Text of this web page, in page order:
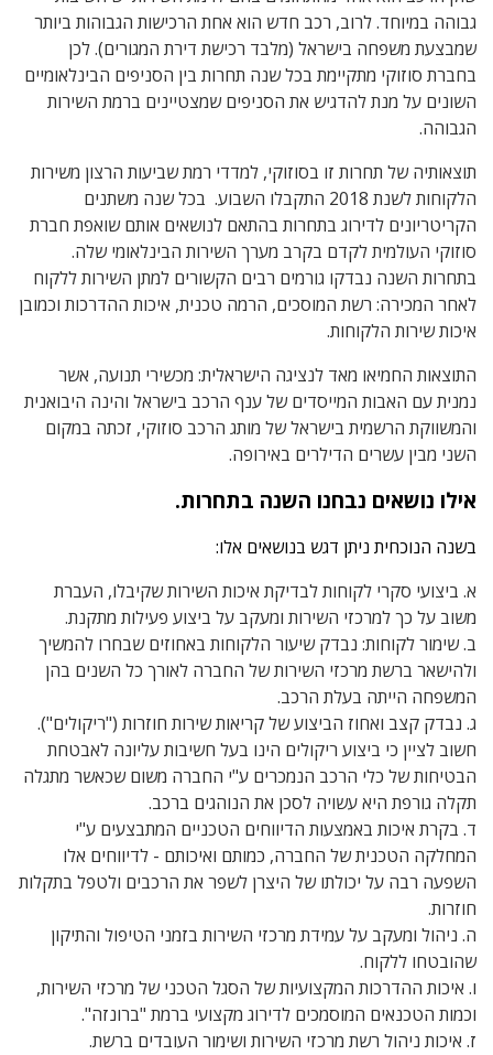
גבוהה במיוחד. לרוב, רכב חדש הוא אחת הרכישות הגבוהות ביותר
שמבצעת משפחה בישראל (מלבד רכישת דירת המגורים). לכן
בחברת סוזוקי מתקיימת בכל שנה תחרות בין הסניפים הבינלאומיים
השונים על מנת להדגיש את הסניפים שמצטיינים ברמת השירות
הגבוהה.
תוצאותיה של תחרות זו בסוזוקי, למדדי רמת שביעות הרצון משירות
הלקוחות לשנת 2018 התקבלו השבוע. בכל שנה משתנים
הקריטריונים לדירוג בתחרות בהתאם לנושאים אותם שואפת חברת
סוזוקי העולמית לקדם בקרב מערך השירות הבינלאומי שלה.
בתחרות השנה נבדקו גורמים רבים הקשורים למתן השירות ללקוח
לאחר המכירה: רשת המוסכים, הרמה טכנית, איכות ההדרכות וכמובן
איכות שירות הלקוחות.
התוצאות החמיאו מאד לנציגה הישראלית: מכשירי תנועה, אשר
נמנית עם האבות המייסדים של ענף הרכב בישראל והינה היבואנית
והמשווקת הרשמית בישראל של מותג הרכב סוזוקי, זכתה במקום
השני מבין עשרים הדילרים באירופה.
אילו נושאים נבחנו השנה בתחרות.
בשנה הנוכחית ניתן דגש בנושאים אלו:
א. ביצועי סקרי לקוחות לבדיקת איכות השירות שקיבלו, העברת
משוב על כך למרכזי השירות ומעקב על ביצוע פעילות מתקנת.
ב. שימור לקוחות: נבדק שיעור הלקוחות באחוזים שבחרו להמשיך
ולהישאר ברשת מרכזי השירות של החברה לאורך כל השנים בהן
המשפחה הייתה בעלת הרכב.
ג. נבדק קצב ואחוז הביצוע של קריאות שירות חוזרות ("ריקולים").
חשוב לציין כי ביצוע ריקולים הינו בעל חשיבות עליונה לאבטחת
הבטיחות של כלי הרכב הנמכרים ע"י החברה משום שכאשר מתגלה
תקלה גורפת היא עשויה לסכן את הנוהגים ברכב.
ד. בקרת איכות באמצעות הדיווחים הטכניים המתבצעים ע"י
המחלקה הטכנית של החברה, כמותם ואיכותם - לדיווחים אלו
השפעה רבה על יכולתו של היצרן לשפר את הרכבים ולטפל בתקלות
חוזרות.
ה. ניהול ומעקב על עמידת מרכזי השירות בזמני הטיפול והתיקון
שהובטחו ללקוח.
ו. איכות ההדרכות המקצועיות של הסגל הטכני של מרכזי השירות,
וכמות הטכנאים המוסמכים לדירוג מקצועי ברמת "ברונזה".
ז. איכות ניהול רשת מרכזי השירות ושימור העובדים ברשת.